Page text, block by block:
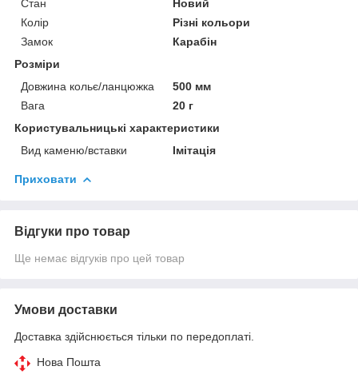
Стан
Новий
Колір
Різні кольори
Замок
Карабін
Розміри
Довжина кольє/ланцюжка
500 мм
Вага
20 г
Користувальницькі характеристики
Вид каменю/вставки
Імітація
Приховати
Відгуки про товар
Ще немає відгуків про цей товар
Умови доставки
Доставка здійснюється тільки по передоплаті.
Нова Пошта